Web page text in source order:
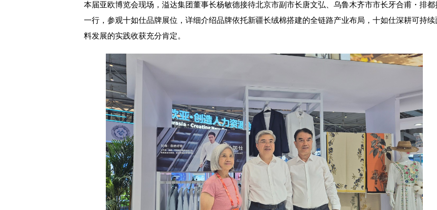
本届亚欧博览会现场，溢达集团董事长杨敏德接待北京市副市长唐文弘、乌鲁木齐市市长牙合甫・排都
一行，参观十如仕品牌展位，详细介绍品牌依托新疆长绒棉搭建的全链路产业布局，十如仕深耕可持续
料发展的实践收获充分肯定。